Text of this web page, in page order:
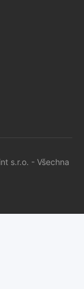
s.r.o. - Všechna